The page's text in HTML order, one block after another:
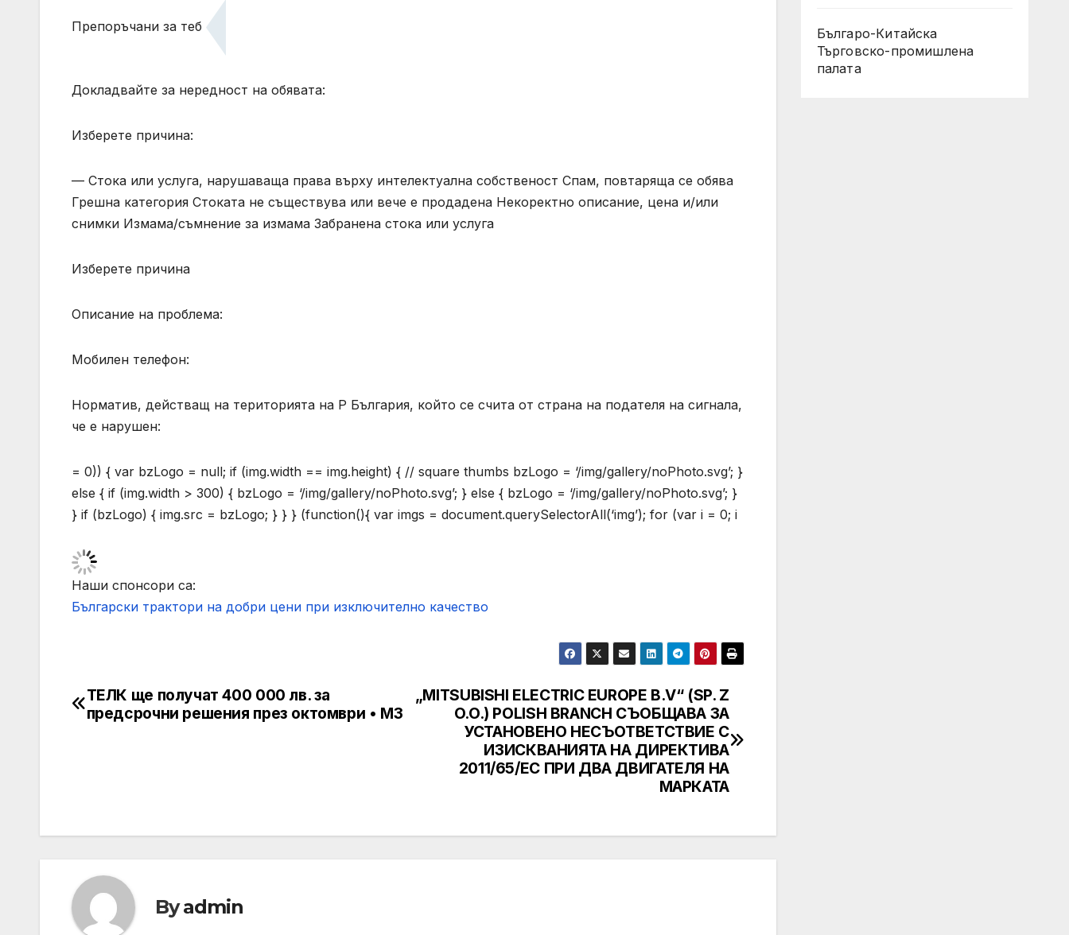
Препоръчани за теб
Докладвайте за нередност на обявата:
Изберете причина:
— Стока или услуга, нарушаваща права върху интелектуална собственост Спам, повтаряща се обява
Грешна категория Стоката не съществува или вече е продадена Некоректно описание, цена и/или
снимки Измама/съмнение за измама Забранена стока или услуга
Изберете причина
Описание на проблема:
Мобилен телефон:
Норматив, действащ на територията на Р България, който се счита от страна на подателя на сигнала,
че е нарушен:
= 0)) { var bzLogo = null; if (img.width == img.height) { // square thumbs bzLogo = ‘/img/gallery/noPhoto.svg’; }
else { if (img.width > 300) { bzLogo = ‘/img/gallery/noPhoto.svg’; } else { bzLogo = ‘/img/gallery/noPhoto.svg’; }
} if (bzLogo) { img.src = bzLogo; } } } (function(){ var imgs = document.querySelectorAll(‘img’); for (var i = 0; i
Наши спонсори са:
Български трактори на добри цени при изключително качество
Post
„MITSUBISHI ELECTRIC EUROPE B.V“ (SP. Z
O.O.) POLISH BRANCH СЪОБЩАВА ЗА
УСТАНОВЕНО НЕСЪОТВЕТСТВИЕ С
ИЗИСКВАНИЯТА НА ДИРЕКТИВА
2011/65/EC ПРИ ДВА ДВИГАТЕЛЯ НА
МАРКАТА
ТЕЛК ще получат 400 000 лв. за
предсрочни решения през октомври • МЗ
Byadmin
Българо-Китайска
Търговско-промишлена
палaта